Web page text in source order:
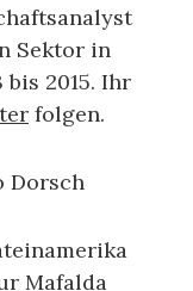
Sektor in
bis 2015. Ihr
folgen.
Dorsch
Mafalda